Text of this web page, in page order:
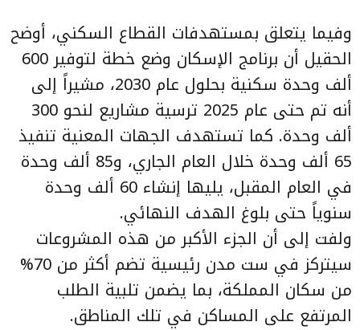
وفيما يتعلق بمستهدفات القطاع السكني، أوضح
الحقيل أن برنامج الإسكان وضع خطة لتوفير 600
ألف وحدة سكنية بحلول عام 2030، مشيراً إلى
أنه تم حتى عام 2025 ترسية مشاريع لنحو 300
ألف وحدة. كما تستهدف الجهات المعنية تنفيذ
65 ألف وحدة خلال العام الجاري، و85 ألف وحدة
في العام المقبل، يليها إنشاء 60 ألف وحدة
سنوياً حتى بلوغ الهدف النهائي.
ولفت إلى أن الجزء الأكبر من هذه المشروعات
سيتركز في ست مدن رئيسية تضم أكثر من 70%
من سكان المملكة، بما يضمن تلبية الطلب
المرتفع على المساكن في تلك المناطق.